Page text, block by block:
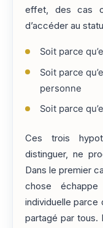
effet, des cas
d’accéder au
Soit parce
Soit parce
personne
Soit parce
Ces trois
distinguer, ne
Dans le premier
chose
individuelle parce
partagé par